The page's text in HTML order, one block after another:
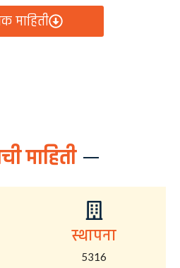
माहिती
माहिती
स्थापना
5316